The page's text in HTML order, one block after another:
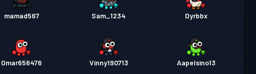
mamad567 Sam_1234 Dyrbbx
Omar656476 Vinny190713 Aapelsino13